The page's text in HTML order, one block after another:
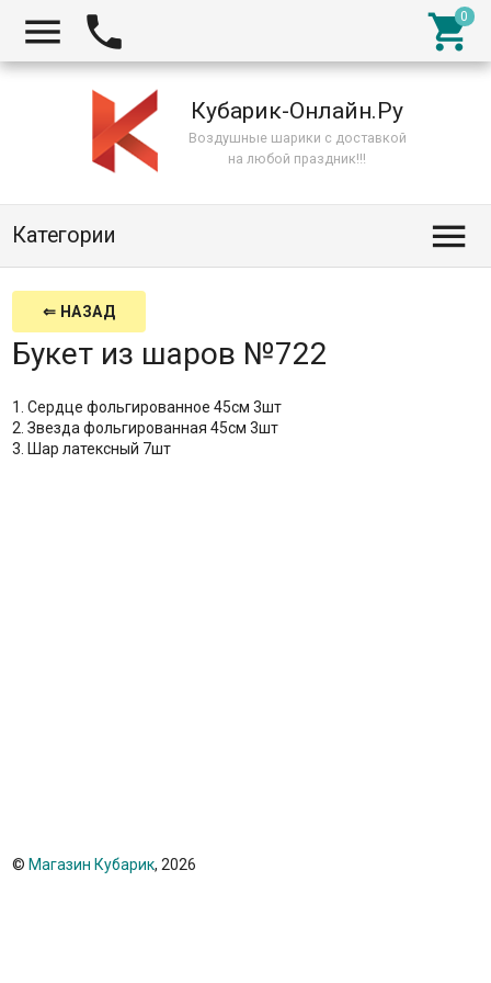
  
Кубарик-Онлайн.Ру
Воздушные шарики с доставкой
на любой праздник!!!
Категории 
⇐ НАЗАД
Букет из шаров №722
1. Сердце фольгированное 45см 3шт
2. Звезда фольгированная 45см 3шт
3. Шар латексный 7шт
© Магазин Кубарик, 2026